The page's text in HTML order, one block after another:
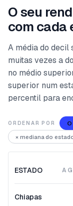
O seu
com cada
A média do decil
muitas vezes a
no médio
superior num
percentil para
ORDENAR POR
× mediana do
ESTADO
Chiapas